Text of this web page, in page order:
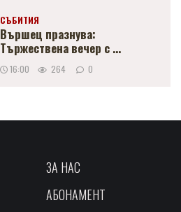
СЪБИТИЯ
Вършец празнува:
Тържествена вечер с ...
16:00 264 0
ЗА НАС
АБОНАМЕНТ